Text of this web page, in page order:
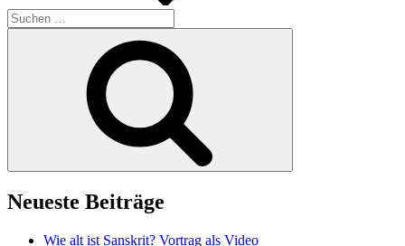
Suchen
nach:
Neueste Beiträge
Wie alt ist Sanskrit? Vortrag als Video